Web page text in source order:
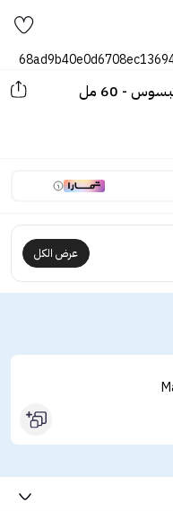
- 60 مل
عرض الكل